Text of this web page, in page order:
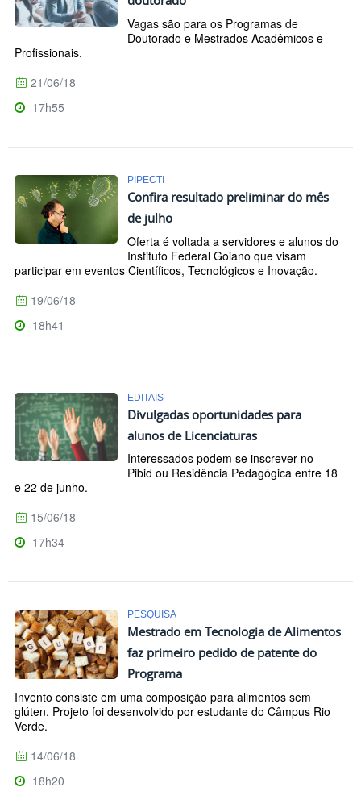
Vagas são para os Programas de
Doutorado e Mestrados Acadêmicos e
Profissionais.
21/06/18
17h55
PIPECTI
Confira resultado preliminar do mês
de julho
Oferta é voltada a servidores e alunos do
Instituto Federal Goiano que visam
participar em eventos Científicos, Tecnológicos e Inovação.
19/06/18
18h41
EDITAIS
Divulgadas oportunidades para
alunos de Licenciaturas
Interessados podem se inscrever no
Pibid ou Residência Pedagógica entre 18
e 22 de junho.
15/06/18
17h34
PESQUISA
Mestrado em Tecnologia de Alimentos
faz primeiro pedido de patente do
Programa
Invento consiste em uma composição para alimentos sem
glúten. Projeto foi desenvolvido por estudante do Câmpus Rio
Verde.
14/06/18
18h20